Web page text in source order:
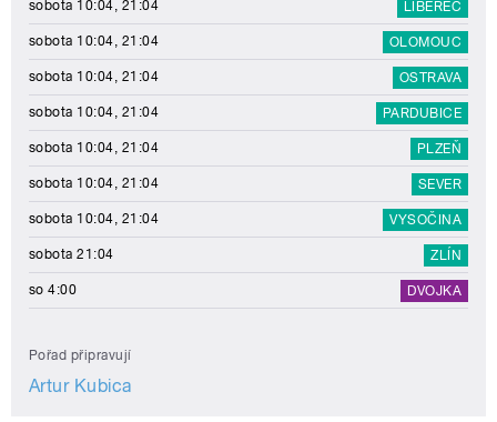
sobota 10:04, 21:04 LIBEREC
sobota 10:04, 21:04 OLOMOUC
sobota 10:04, 21:04 OSTRAVA
sobota 10:04, 21:04 PARDUBICE
sobota 10:04, 21:04 PLZEŇ
sobota 10:04, 21:04 SEVER
sobota 10:04, 21:04 VYSOČINA
sobota 21:04 ZLÍN
so 4:00 DVOJKA
Pořad připravují
Artur Kubica